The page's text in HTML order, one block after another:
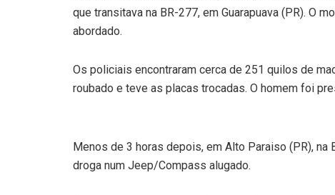
que transitava na BR-277, em Guarapuava (PR). O
abordado.
Os policiais encontraram cerca de 251 quilos de
roubado e teve as placas trocadas. O homem foi
Menos de 3 horas depois, em Alto Paraiso (PR),
droga num Jeep/Compass alugado.